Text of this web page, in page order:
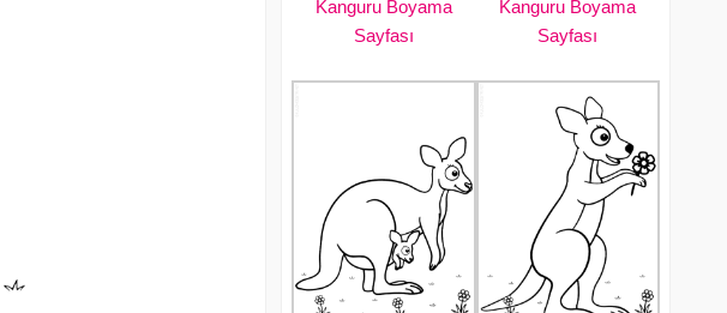
Kanguru Boyama
Sayfası
Kanguru Boyama
Sayfası